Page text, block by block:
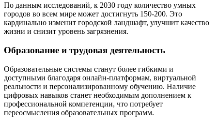
По данным исследований, к 2030 году количество умных
городов во всем мире может достигнуть 150-200. Это
кардинально изменит городской ландшафт, улучшит качество
жизни и снизит уровень загрязнения.
Образование и трудовая деятельность
Образовательные системы станут более гибкими и
доступными благодаря онлайн-платформам, виртуальной
реальности и персонализированному обучению. Наличие
цифровых навыков станет необходимым дополнением к
профессиональной компетенции, что потребует
переосмысления образовательных программ.